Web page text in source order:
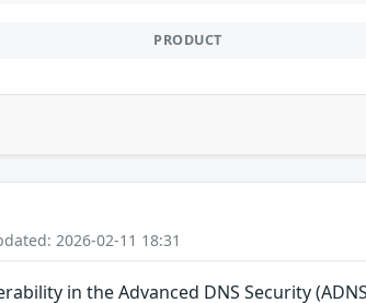
PRODUCT
2026-02-11 18:31
in the Advanced DNS Security